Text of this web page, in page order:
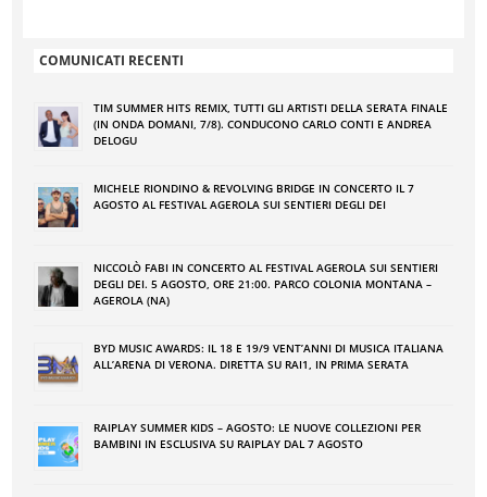
COMUNICATI RECENTI
TIM SUMMER HITS REMIX, TUTTI GLI ARTISTI DELLA SERATA FINALE
(IN ONDA DOMANI, 7/8). CONDUCONO CARLO CONTI E ANDREA
DELOGU
MICHELE RIONDINO & REVOLVING BRIDGE IN CONCERTO IL 7
AGOSTO AL FESTIVAL AGEROLA SUI SENTIERI DEGLI DEI
NICCOLÒ FABI IN CONCERTO AL FESTIVAL AGEROLA SUI SENTIERI
DEGLI DEI. 5 AGOSTO, ORE 21:00. PARCO COLONIA MONTANA –
AGEROLA (NA)
BYD MUSIC AWARDS: IL 18 E 19/9 VENT’ANNI DI MUSICA ITALIANA
ALL’ARENA DI VERONA. DIRETTA SU RAI1, IN PRIMA SERATA
RAIPLAY SUMMER KIDS – AGOSTO: LE NUOVE COLLEZIONI PER
BAMBINI IN ESCLUSIVA SU RAIPLAY DAL 7 AGOSTO